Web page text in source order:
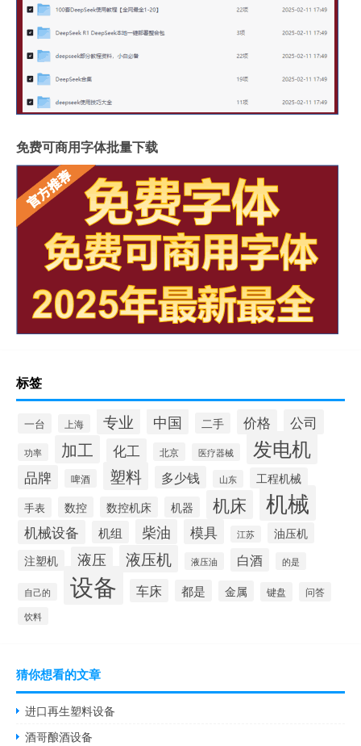
免费可商用字体批量下载
标签
一台 上海 专业 中国 二手 价格 公司
功率 加工 化工 北京 医疗器械 发电机
品牌 啤酒 塑料 多少钱 山东 工程机械
手表 数控 数控机床 机器 机床 机械
机械设备 机组 柴油 模具 江苏
油压机
注塑机
液压 液压机 液压油 白酒 的是
自己的 设备 车床 都是 金属 键盘 问答
饮料
猜你想看的文章
进口再生塑料设备
酒哥酿酒设备